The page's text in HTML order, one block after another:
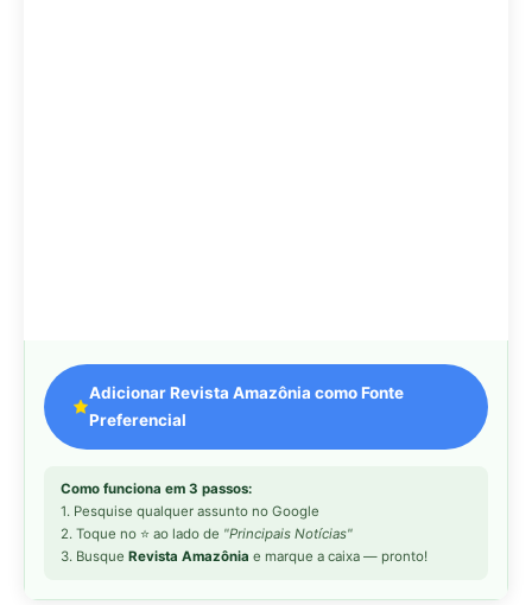
Adicionar Revista Amazônia como Fonte
Preferencial
Como funciona em 3 passos:
1. Pesquise qualquer assunto no Google
2. Toque no ⭐ ao lado de "Principais Notícias"
3. Busque Revista Amazônia e marque a caixa — pronto!